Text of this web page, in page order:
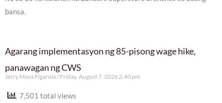
bansa.
Agarang implementasyon ng 85-pisong wage hike,
panawagan ng CWS
Jerry Maya Figarola Friday, August 7, 2026 2:40 pm
7,501 total views